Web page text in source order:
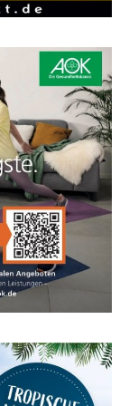
ist kom­for­ta­
Die­se
bie­tet
Schul­tern,
Qua­li­tät,
setzt
neue Maß­stä­be
idea­le Wahl
und kom­for­
Zula­dung kei­ne
Nähe
Rhau­der­